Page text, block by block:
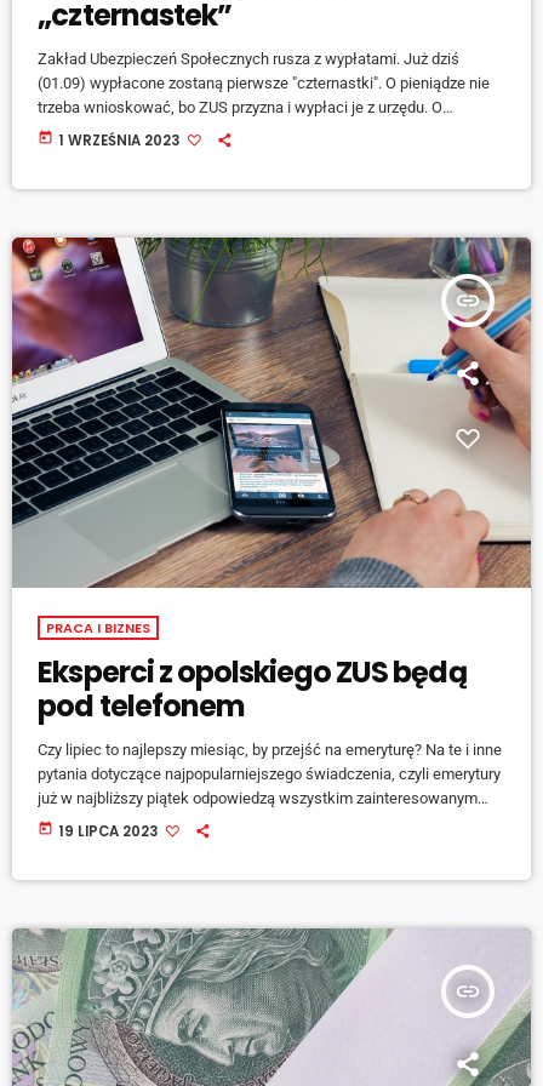
„czternastek”
Zakład Ubezpieczeń Społecznych rusza z wypłatami. Już dziś
(01.09) wypłacone zostaną pierwsze "czternastki". O pieniądze nie
trzeba wnioskować, bo ZUS przyzna i wypłaci je z urzędu. O
szczegółach mówi regionalny rzecznik prasowy ZUS województwa
przez ZUS nie przekracza 2900 zł brutto, […]
today 1 WRZEŚNIA 2023
insert_link
PRACA I BIZNES
Eksperci z opolskiego ZUS będą
pod telefonem
Czy lipiec to najlepszy miesiąc, by przejść na emeryturę? Na te i inne
pytania dotyczące najpopularniejszego świadczenia, czyli emerytury
już w najbliższy piątek odpowiedzą wszystkim zainteresowanym
konsultanci z oddziału ZUS w Opolu podczas dyżuru telefonicznego.
today 19 LIPCA 2023
insert_link